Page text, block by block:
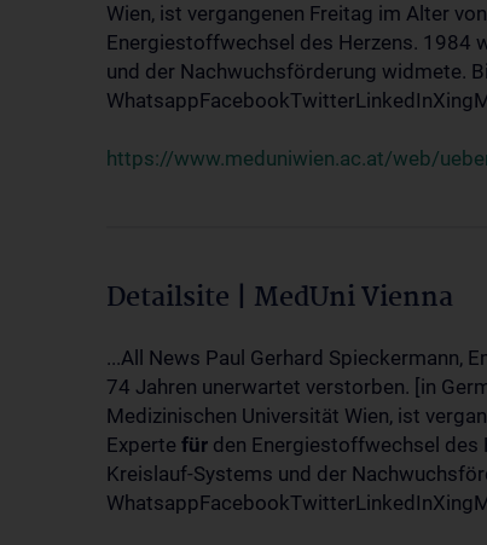
Wien, ist vergangenen Freitag im Alter
Energiestoffwechsel des Herzens. 1984
und der Nachwuchsförderung widmete.
https://www.meduniwien.ac.at/web/
Detailsite | MedUni Vienna
...All News Paul Gerhard Spieckermann,
74 Jahren unerwartet verstorben. [in
Medizinischen Universität Wien, ist
Experte für den Energiestoffwechsel des
Kreislauf-Systems und der